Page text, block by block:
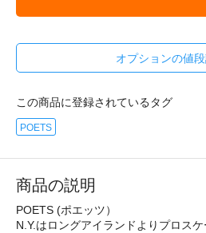
オプションの値
この商品に登録されているタグ
POETS
商品の説明
POETS (ポエッツ）
N.Y.はロングアイランドよりプロス